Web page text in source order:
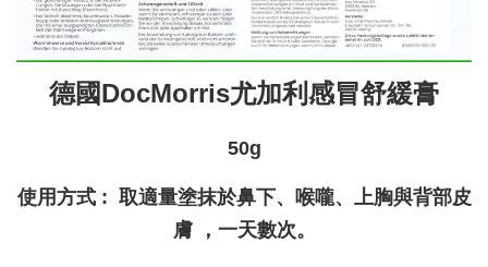
德國DocMorris尤加利感冒舒緩膏
50g
使用方式 : 取適量塗抹於鼻下、喉嚨、上胸與背部皮
膚 ，一天數次。